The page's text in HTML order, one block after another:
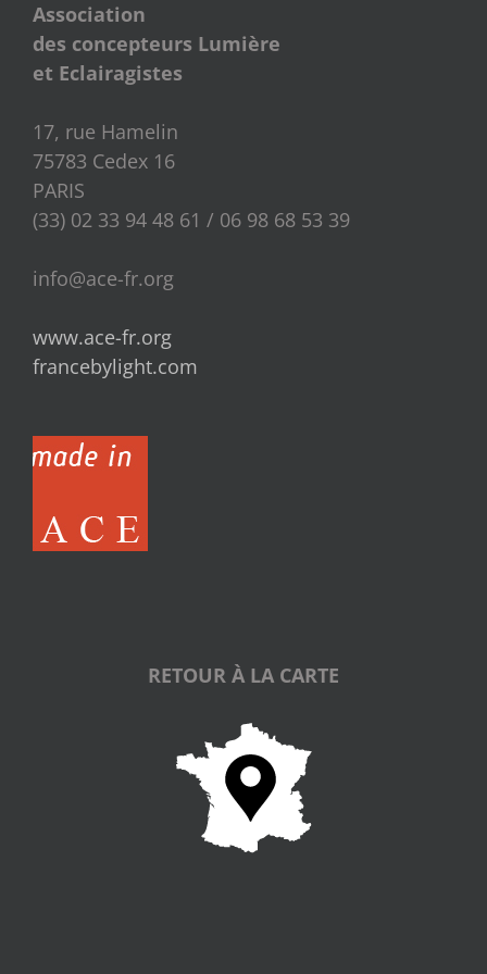
Association
des concepteurs Lumière
et Eclairagistes
17, rue Hamelin
75783 Cedex 16
PARIS
(33) 02 33 94 48 61 / 06 98 68 53 39
info@ace-fr.org
www.ace-fr.org
francebylight.com
RETOUR À LA CARTE